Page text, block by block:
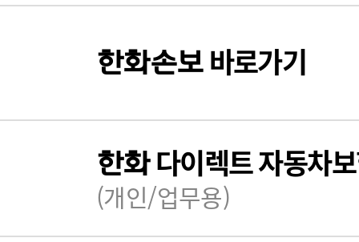
한화손보바로가기
한화다이렉트 자동차
(개인/업무용)